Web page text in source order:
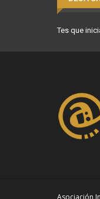
Tes que
Asociación